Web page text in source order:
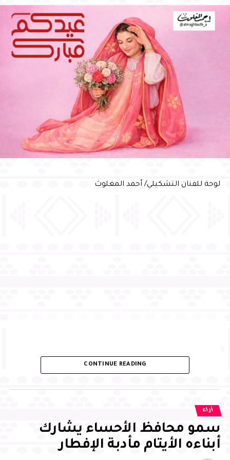
ألف مسافر إلى مليون مسافر سنوياً، والرفع من مستوى الأداء
التشغيلي وتحسين تجربة المسافر، فيما يهدف في مرحلته الثانية
إلى رفع الطاقة الاستيعابية إلى ٤ ملايين مسافر سنوياً وتحديث
البنية التحتية تحقيقًا لمستهدفات استراتيجية قطاع الطيران
لتوفير بيئة استثمارية عالمية، الأمر الذي يرسم مستقبل قطاع
الطيران في المملكة ليكون القطاع الأول في منطقة الشرق
الأوسط ، ويدعم من دوره المأمول في تحقيق مستهدفات رؤية
المملكة 2030 مع التركيز على أن تكون المملكة مركزاً لوجستياً
يربط القارات الثلاث وعالمياً للنقل والشحن الجوي.ونوه سموّه
بما توليه القيادة الرشيدة -أيدها الله- من اهتمام بقطاع الطيران
المدني، مؤكداً سموّه أهمية تحسين وتقديم أفضل الخدمات
للمسافر .من جانبه عبر معالي رئيس الهيئة العامة للطيران
المدني الأستاذ عبدالعزيز الدعيلج عن شكره وتقديره لسمو
بما يحقق تطوير العمل وسرعة الإنجاز بمطار الأحساء الدولي
لوحة للفنان التشكيلي/ أحمد المغلوث
CONTINUE READING
آراء
سمو محافظ الأحساء يشارك
أبناءه الأيتام مأدبة الإفطار